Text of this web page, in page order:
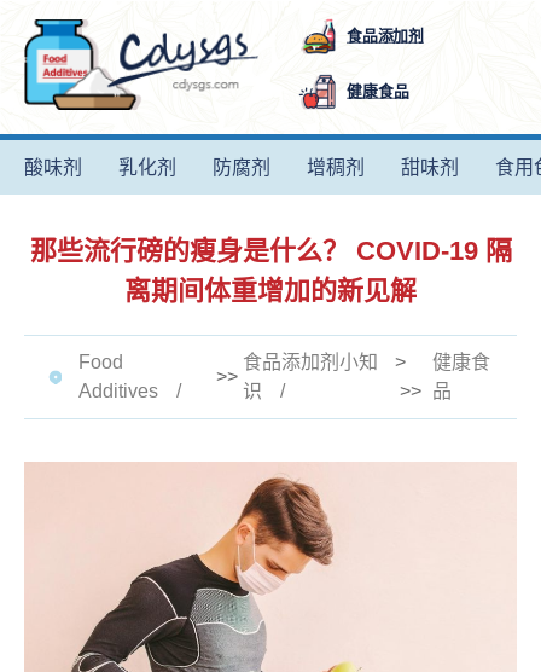
食品添加剂
健康食品
酸味剂 乳化剂 防腐剂 增稠剂 甜味剂 食用
那些流行磅的瘦身是什么？ COVID-19 隔
离期间体重增加的新见解
Food
Additives
>>
食品添加剂小知
识
>
>>
健康食
品